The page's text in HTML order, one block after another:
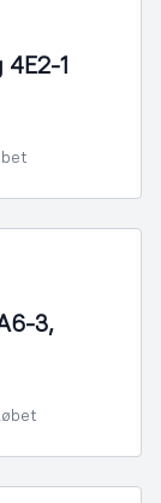
1
3,